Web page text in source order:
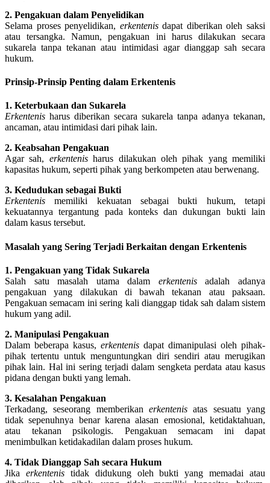
2. Pengakuan dalam Penyelidikan
Selama proses penyelidikan, erkentenisdapat diberikan oleh saksi
atau tersangka. Namun, pengakuan ini harus dilakukan secara
sukarela tanpa tekanan atau intimidasi agar dianggap sah secara
hukum.
Prinsip-Prinsip Penting dalam Erkentenis
1. Keterbukaan dan Sukarela
Erkentenis harus diberikan secara sukarela tanpa adanya tekanan,
ancaman, atau intimidasi dari pihak lain.
2. Keabsahan Pengakuan
Agar sah, erkentenisharus dilakukan oleh pihak yang memiliki
kapasitas hukum, seperti pihak yang berkompeten atau berwenang.
3. Kedudukan sebagai Bukti
Erkentenis memiliki kekuatan sebagai bukti hukum, tetapi
kekuatannya tergantung pada konteks dan dukungan bukti lain
dalam kasus tersebut.
Masalah yang Sering Terjadi Berkaitan dengan Erkentenis
1. Pengakuan yang Tidak Sukarela
Salah satu masalah utama dalam erkentenisadalah adanya
pengakuan yang dilakukan di bawah tekanan atau paksaan.
Pengakuan semacam ini sering kali dianggap tidak sah dalam sistem
hukum yang adil.
2. Manipulasi Pengakuan
Dalam beberapa kasus, erkentenis dapat dimanipulasi oleh pihak-
pihak tertentu untuk menguntungkan diri sendiri atau merugikan
pihak lain. Hal ini sering terjadi dalam sengketa perdata atau kasus
pidana dengan bukti yang lemah.
3. Kesalahan Pengakuan
Terkadang, seseorang memberikan erkentenis atas sesuatu yang
tidak sepenuhnya benar karena alasan emosional, ketidaktahuan,
atau tekanan psikologis. Pengakuan semacam ini dapat
menimbulkan ketidakadilan dalam proses hukum.
4. Tidak Dianggap Sah secara Hukum
Jika erkentenistidak didukung oleh bukti yang memadai atau